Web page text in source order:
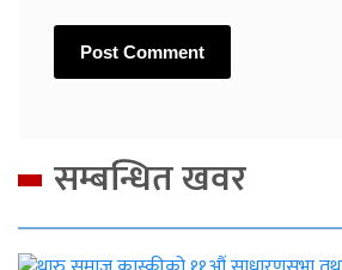
सम्बन्धित खवर